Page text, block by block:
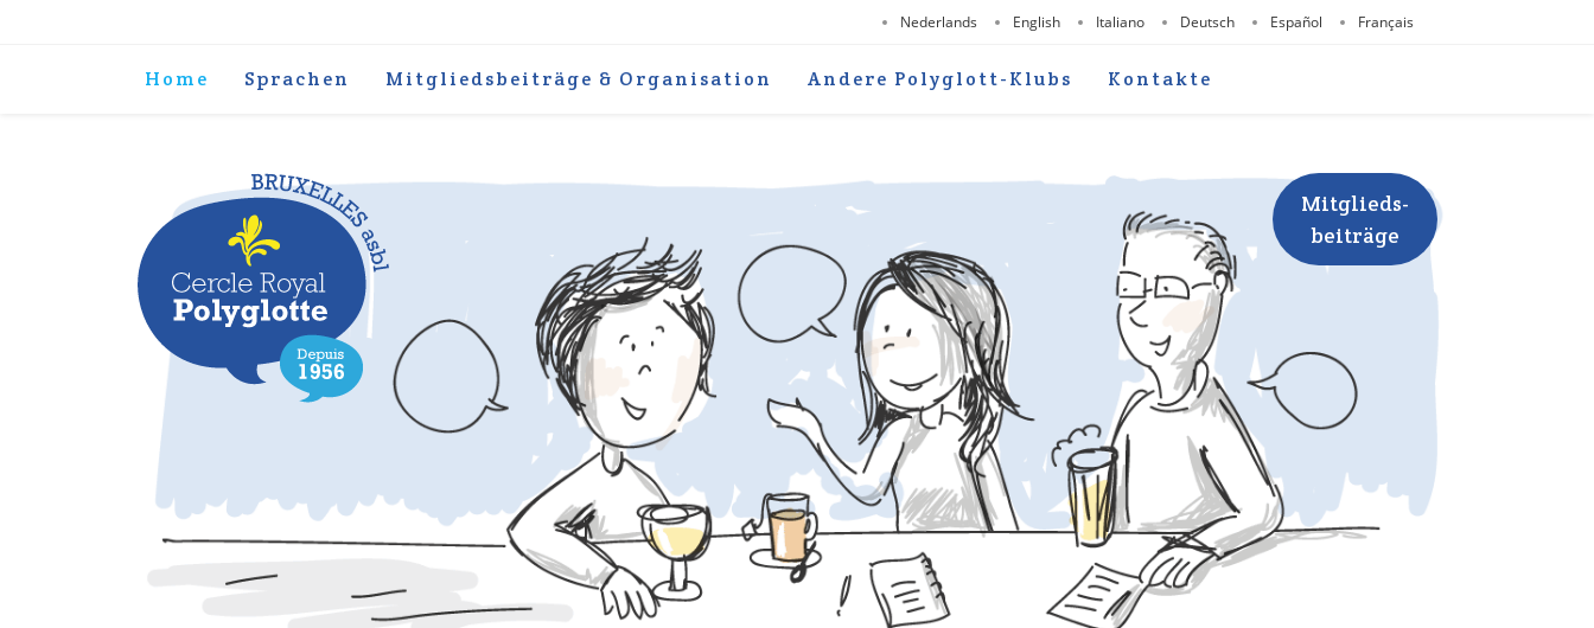
Nederlands English Italiano Deutsch Español Français
Home Sprachen Mitgliedsbeiträge & Organisation Andere Polyglott-Klubs Kontakte
Mitglieds-
beiträge